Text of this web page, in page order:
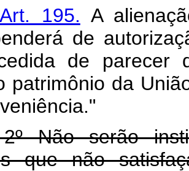
195. A
de
de parecer
patrimônio da
Não serão
que não